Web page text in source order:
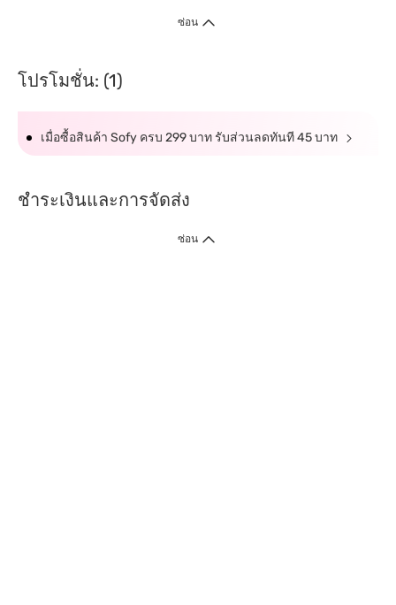
ซ่อน
โปรโมชั่น: (1)
เมื่อซื้อสินค้า Sofy ครบ 299 บาท รับส่วนลดทันที 45 บาท
ชำระเงินและการจัดส่ง
ซ่อน